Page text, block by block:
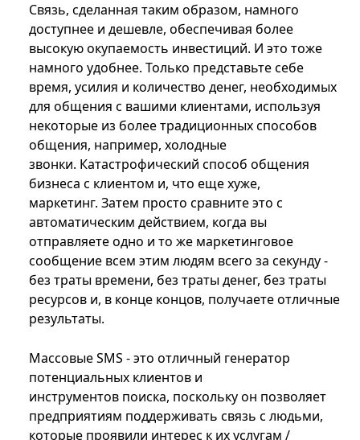
Связь, сделанная таким образом, намного
доступнее и дешевле, обеспечивая более
высокую окупаемость инвестиций. И это тоже
намного удобнее. Только представьте себе
время, усилия и количество денег, необходимых
для общения с вашими клиентами, используя
некоторые из более традиционных способов
общения, например, холодные
звонки. Катастрофический способ общения
бизнеса с клиентом и, что еще хуже,
маркетинг. Затем просто сравните это с
автоматическим действием, когда вы
отправляете одно и то же маркетинговое
сообщение всем этим людям всего за секунду -
без траты времени, без траты денег, без траты
ресурсов и, в конце концов, получаете отличные
результаты.
Массовые SMS - это отличный генератор
потенциальных клиентов и
инструментов поиска, поскольку он позволяет
предприятиям поддерживать связь с людьми,
которые проявили интерес к их услугам /